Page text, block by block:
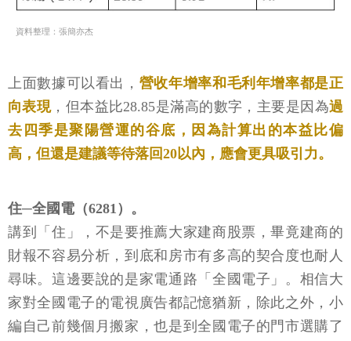
資料整理：張簡亦杰
上面數據可以看出， 營收年增率和毛利年增率都是正
向表現，但本益比28.85是滿高的數字，主要是因為過
去四季是聚陽營運的谷底，因為計算出的本益比偏
高，但還是建議等待落回20以內，應會更具吸引力。
住─全國電（6281）。
講到「住」，不是要推薦大家建商股票，畢竟建商的
財報不容易分析，到底和房市有多高的契合度也耐人
尋味。這邊要說的是家電通路「全國電子」。相信大
家對全國電子的電視廣告都記憶猶新，除此之外，小
編自己前幾個月搬家，也是到全國電子的門市選購了